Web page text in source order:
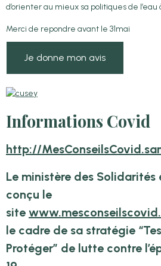
d’orienter au mieux sa politiques de l’eau
Merci de repondre avant le 31mai
Je donne mon avis
Informations Covid
http://
Le ministère des
conçu le
site
le cadre de sa stratégie
Protéger” de lutte contre